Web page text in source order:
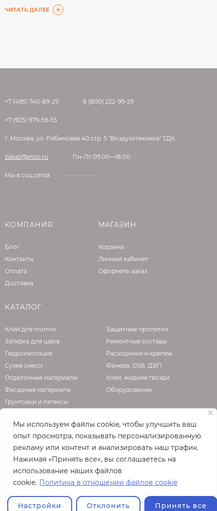
Мы используем файлы cookie, чтобы улучшить ваш
опыт просмотра, показывать персонализированную
рекламу или контент и анализировать наш трафик.
Нажимая «Принять все», вы соглашаетесь на
использование наших файлов
cookie. Политика в отношении файлов cookie
Настройки Отклонить Принять все
ассортимент, а подробные характеристики помогут
Вам сделать выбор с минимальными затратами
ЧИТАТЬ ДАЛЕЕ
+7 (495) 740-89-29 8 (800) 222-99-29
+7 (925) 979-59-55
г. Москва, ул. Рябиновая 40 стр. 5 "Воздухотехника" ТДК
zakaz@enzo.ru Пн-Пт 09:00—18:00
Мы в соц.сетях
КОМПАНИЯ
Блог
Контакты
Оплата
Доставка
МАГАЗИН
Корзина
Личный кабинет
Оформить заказ
КАТАЛОГ
Клей для плитки
Затирка для швов
Гидроизоляция
Сухие смеси
Отделочные материалы
Фасадные материалы
Грунтовки и латексы
Защитные пропитки
Ремонтные составы
Расходники и крепеж
Фанера, OSB, ДВП
Клей, жидкие гвозди
Оборудование
О КОМПАНИИ
Официальная страница сайта
enzo.ru